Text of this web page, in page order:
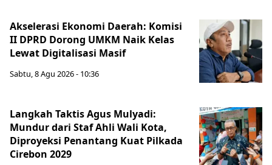
Akselerasi Ekonomi Daerah: Komisi
II DPRD Dorong UMKM Naik Kelas
Lewat Digitalisasi Masif
Sabtu, 8 Agu 2026 - 10:36
Langkah Taktis Agus Mulyadi:
Mundur dari Staf Ahli Wali Kota,
Diproyeksi Penantang Kuat Pilkada
Cirebon 2029